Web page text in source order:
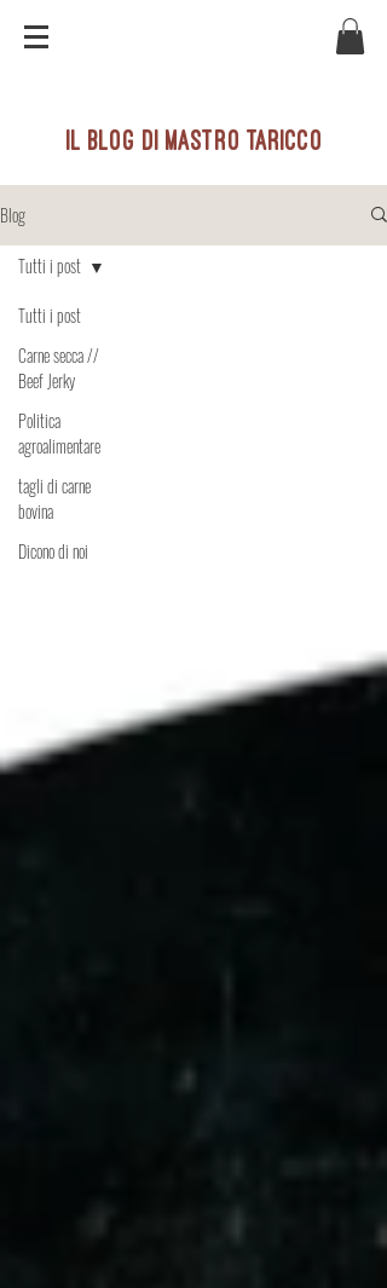
il blog di mastro taricco
Blog
Tutti i post
Carne secca //
Beef Jerky
Politica
agroalimentare
tagli di carne
bovina
Dicono di noi
Tutti i post